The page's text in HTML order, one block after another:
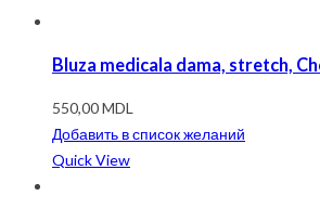
Bluza medicala dama, stretch,
550,00MDL
Добавить в список желаний
Quick View